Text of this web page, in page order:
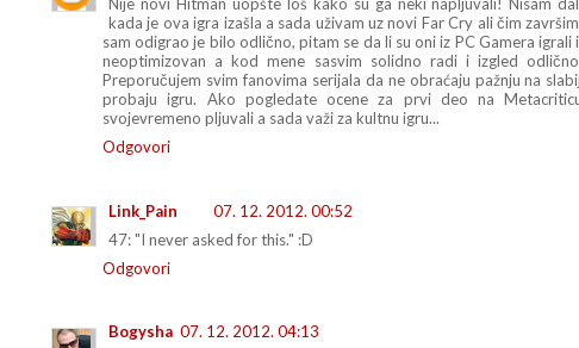
kada je ova igra izašla a sada uživam uz novi Far Cry ali čim
sam odigrao je bilo odlično, pitam se da li su oni iz PC Gamera
neoptimizovan a kod mene sasvim solidno radi i izgled
Preporučujem svim fanovima serijala da ne obraćaju pažnju na
probaju igru. Ako pogledate ocene za prvi deo na
svojevremeno pljuvali a sada važi za kultnu igru...
Odgovori
Link_Pain
07. 12. 2012. 00:52
47: "I never asked for this." :D
Odgovori
Bogysha 07. 12. 2012. 04:13